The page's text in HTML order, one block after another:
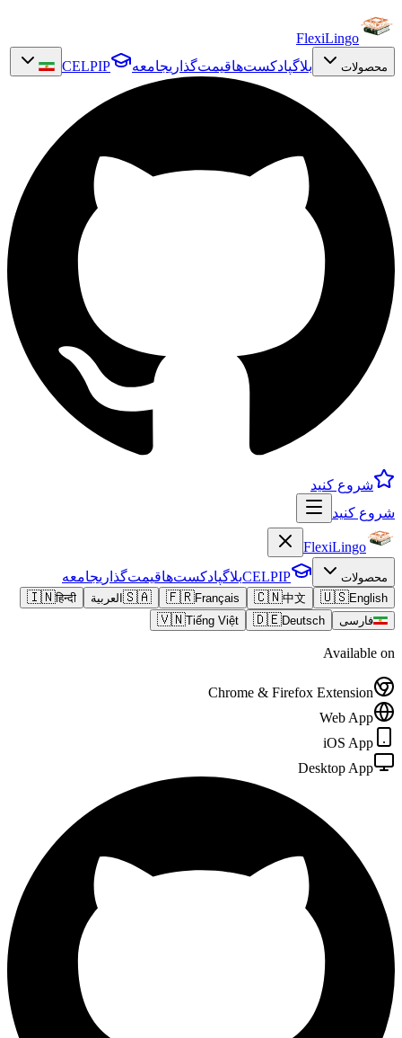
FlexiLingo
محصولات بلاگپادکست‌هاقیمت‌گذاریجامعه CELPIP
شروع کنید
شروع کنید
FlexiLingo
محصولات CELPIPبلاگپادکست‌هاقیمت‌گذاریجامعه
🇺🇸English
🇨🇳中文
🇫🇷Français
🇸🇦 العربية 🇮🇳हिन्दी
فارسی
🇩🇪Deutsch
🇻🇳Tiếng Việt
Available on
Chrome & Firefox Extension
Web App
iOS App
Desktop App